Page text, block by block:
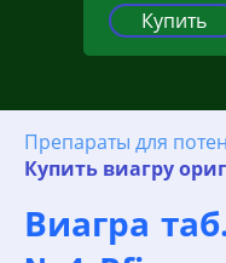
Купить
Препараты для
Купить виагру
Виагра